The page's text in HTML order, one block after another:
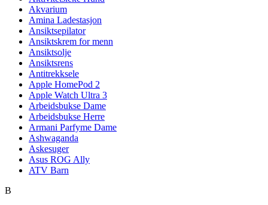
Akvarium
Amina Ladestasjon
Ansiktsepilator
Ansiktskrem for menn
Ansiktsolje
Ansiktsrens
Antitrekksele
Apple HomePod 2
Apple Watch Ultra 3
Arbeidsbukse Dame
Arbeidsbukse Herre
Armani Parfyme Dame
Ashwaganda
Askesuger
Asus ROG Ally
ATV Barn
B